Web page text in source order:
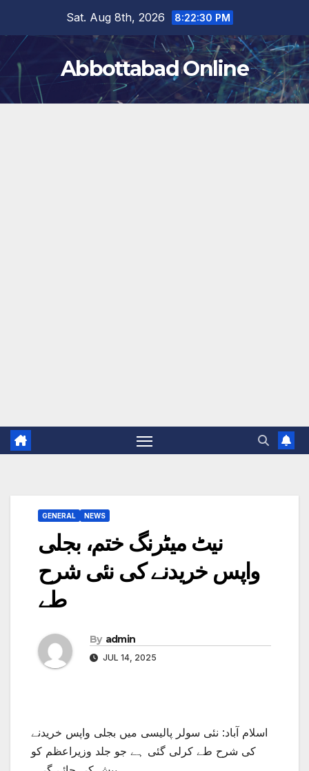
content
Sat. Aug 8th, 2026 8:22:30 PM
Abbottabad Online
GENERAL NEWS
نیٹ میٹرنگ ختم، بجلی
واپس خریدنے کی نئی شرح
طے
By admin
JUL 14, 2025
اسلام آباد: نئی سولر پالیسی میں بجلی واپس خریدنے
کی شرح طے کرلی گئی ہے جو جلد وزیراعظم کو